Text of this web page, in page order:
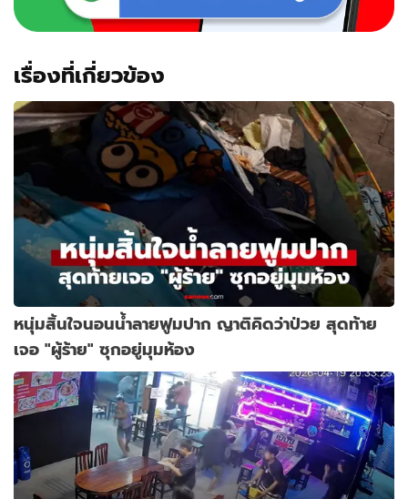
เรื่องที่เกี่ยวข้อง
หนุ่มสิ้นใจนอนน้ำลายฟูมปาก ญาติคิดว่าป่วย สุดท้าย
เจอ "ผู้ร้าย" ซุกอยู่มุมห้อง